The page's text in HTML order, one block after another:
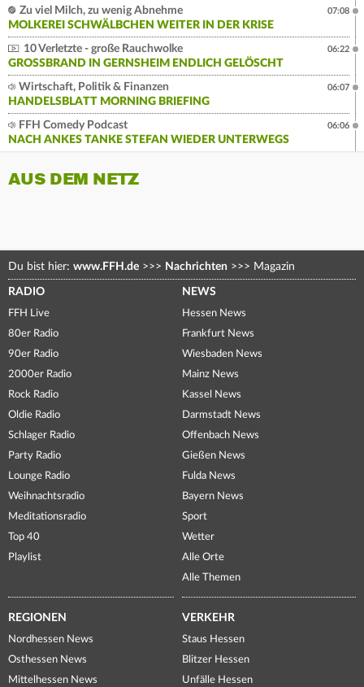
Zu viel Milch, zu wenig Abnehme
MOLKEREI SCHWÄLBCHEN WEITER IN DER KRISE
07:08
10 Verletzte - große Rauchwolke
GROSSBRAND IN GERNSHEIM ENDLICH GELÖSCHT
06:22
Wirtschaft, Politik & Finanzen
HANDELSBLATT MORNING BRIEFING
06:07
FFH Comedy Podcast
NACH ANKES TANKE STEFAN WIEDER UNTERWEGS
06:06
AUS DEM NETZ
Du bist hier: www.FFH.de >>> Nachrichten >>> Magazin
RADIO
FFH Live
80er Radio
90er Radio
2000er Radio
Rock Radio
Oldie Radio
Schlager Radio
Party Radio
Lounge Radio
Weihnachtsradio
Meditationsradio
Top 40
Playlist
NEWS
Hessen News
Frankfurt News
Wiesbaden News
Mainz News
Kassel News
Darmstadt News
Offenbach News
Gießen News
Fulda News
Bayern News
Sport
Wetter
Alle Orte
Alle Themen
REGIONEN
Nordhessen News
Osthessen News
Mittelhessen News
VERKEHR
Staus Hessen
Blitzer Hessen
Unfälle Hessen